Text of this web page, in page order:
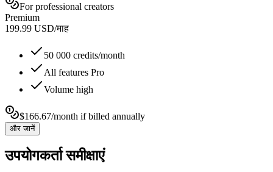
For professional creators
Premium
199.99 USD/माह
50 000 credits/month
All features Pro
Volume high
$166.67/month if billed annually
और जानें
उपयोगकर्ता समीक्षाएं